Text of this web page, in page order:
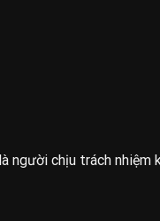
người chịu trách